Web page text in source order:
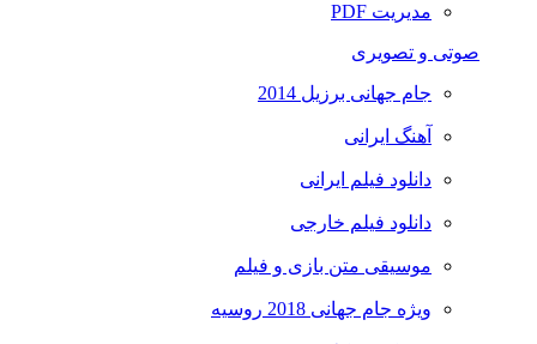
مدیریت PDF
صوتی و تصویری
جام جهانی برزیل 2014
آهنگ ایرانی
دانلود فیلم ایرانی
دانلود فیلم خارجی
موسیقی متن بازی و فیلم
ویژه جام جهانی 2018 روسیه